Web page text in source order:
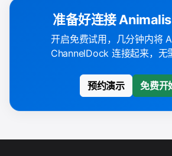
准备好连接 Animalis
开启免费试用，几分钟内将
ChannelDock 连接起来，无
预约演示 免费开